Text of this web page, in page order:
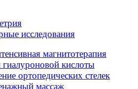
исследования
магнитотерапия
кислоты
ортопедических стелек
массаж